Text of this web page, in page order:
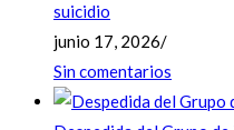
suicidio
junio 17, 2026/
Sin comentarios